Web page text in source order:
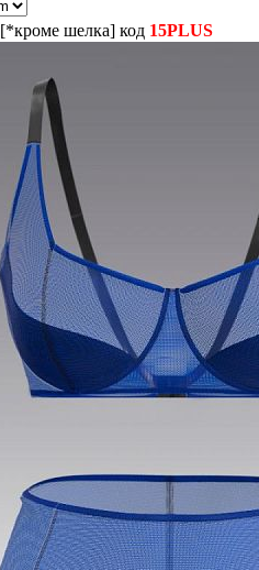
[*кроме шелка] код 15PLUS